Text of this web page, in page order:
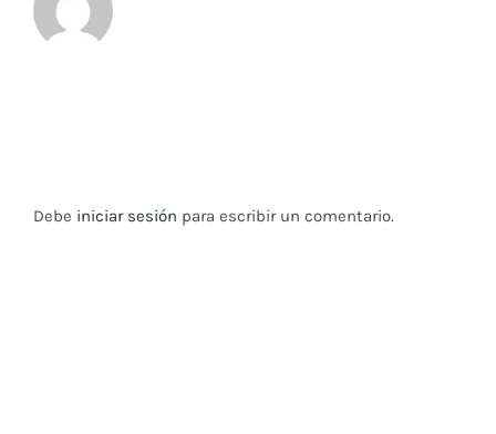
Debe iniciar sesión para escribir un comentario.